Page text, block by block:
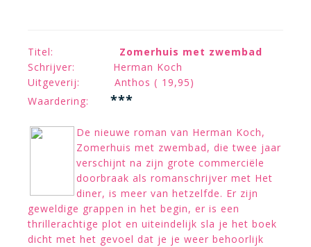
Titel: Zomerhuis met zwembad
Schrijver: Herman Koch
Uitgeverij: Anthos ( 19,95)
Waardering:
***
De nieuwe roman van Herman Koch,
Zomerhuis met zwembad, die twee jaar
verschijnt na zijn grote commerciële
doorbraak als romanschrijver met Het
diner, is meer van hetzelfde. Er zijn
geweldige grappen in het begin, er is een
thrillerachtige plot en uiteindelijk sla je het boek
dicht met het gevoel dat je je weer behoorlijk